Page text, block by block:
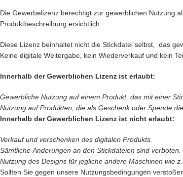
Die Gewerbelizenz berechtigt zur gewerblichen Nutzung
Produktbeschreibung ersichtlich.
Diese Lizenz beinhaltet nicht die Stickdatei selbst, das
Keine digitale Weitergabe, kein Wiederverkauf und kein
Innerhalb der Gewerblichen Lizenz ist erlaubt:
Gewerbliche Nutzung auf einem Produkt, das mit einer
Nutzung auf Produkten, die als Geschenk oder Spende
Innerhalb der Gewerblichen Lizenz ist nicht erlaubt:
Verkauf und verschenken des digitalen Produkts.
Sämtliche Änderungen an den Stickdateien sind verboten.
Nutzung des Designs für jegliche andere Maschinen wie z.
Sollten Sie gegen unsere Nutzungsbedingungen